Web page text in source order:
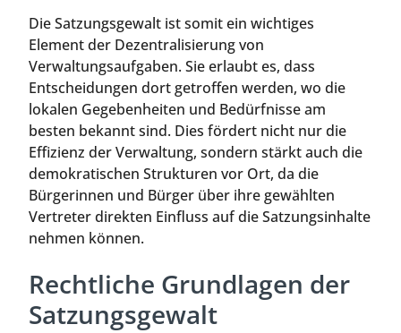
Die Satzungsgewalt ist somit ein wichtiges
Element der Dezentralisierung von
Verwaltungsaufgaben. Sie erlaubt es, dass
Entscheidungen dort getroffen werden, wo die
lokalen Gegebenheiten und Bedürfnisse am
besten bekannt sind. Dies fördert nicht nur die
Effizienz der Verwaltung, sondern stärkt auch die
demokratischen Strukturen vor Ort, da die
Bürgerinnen und Bürger über ihre gewählten
Vertreter direkten Einfluss auf die Satzungsinhalte
nehmen können.
Rechtliche Grundlagen der
Satzungsgewalt